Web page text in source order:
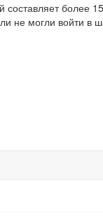
более
не могли войти в